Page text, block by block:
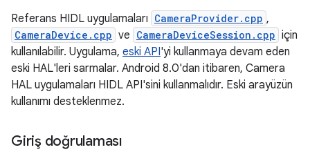
Referans HIDL uygulamaları CameraProvider.cpp ,
CameraDevice.cpp ve CameraDeviceSession.cpp için
kullanılabilir. Uygulama, eski API'yi kullanmaya devam eden
eski HAL'leri sarmalar. Android 8.0'dan itibaren, Camera
HAL uygulamaları HIDL API'sini kullanmalıdır. Eski arayüzün
kullanımı desteklenmez.
Giriş doğrulaması